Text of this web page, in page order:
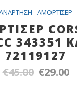
- AMOPTIΣEP
343351
72119127
€45.00 Original
€29.00Η